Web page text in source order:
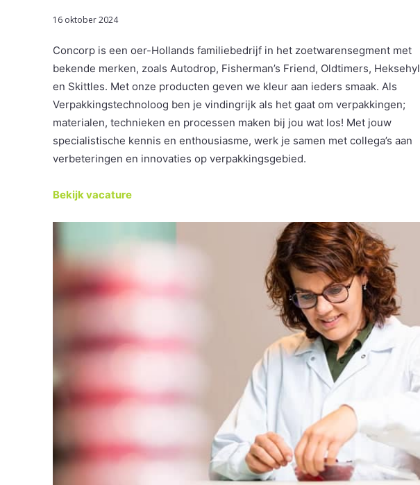
16 oktober 2024
Concorp is een oer-Hollands familiebedrijf in het zoetwarensegment met
bekende merken, zoals Autodrop, Fisherman’s Friend, Oldtimers, Heksehyl
en Skittles. Met onze producten geven we kleur aan ieders smaak. Als
Verpakkingstechnoloog ben je vindingrijk als het gaat om verpakkingen;
materialen, technieken en processen maken bij jou wat los! Met jouw
specialistische kennis en enthousiasme, werk je samen met collega’s aan
verbeteringen en innovaties op verpakkingsgebied.
Bekijk vacature